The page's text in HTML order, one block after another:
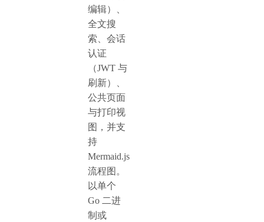
编辑）、
全文搜
索、会话
认证
（JWT 与
刷新）、
公共页面
与打印视
图，并支
持
Mermaid.js
流程图。
以单个
Go 二进
制或